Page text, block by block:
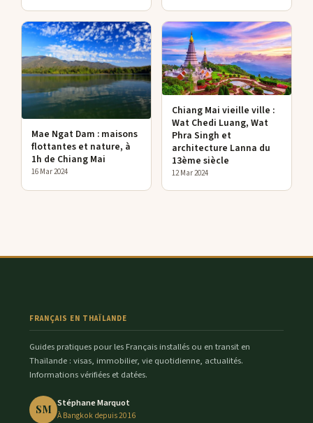
Mae Ngat Dam : maisons
flottantes et nature, à
1h de Chiang Mai
16 Mar 2024
Chiang Mai vieille ville :
Wat Chedi Luang, Wat
Phra Singh et
architecture Lanna du
13ème siècle
12 Mar 2024
FRANÇAIS EN THAÏLANDE
Guides pratiques pour les Français installés ou en transit en
Thaïlande : visas, immobilier, vie quotidienne, actualités.
Informations vérifiées et datées.
SM Stéphane Marquot
À Bangkok depuis 2016